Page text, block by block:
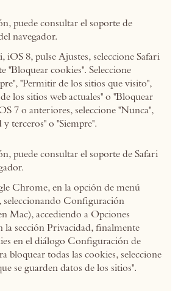
puede consultar el soporte de
navegador.
iOS 8, pulse Ajustes, seleccione Safari
"Bloquear cookies". Seleccione
"Permitir de los sitios que visito",
los sitios web actuales" o "Bloquear
7 o anteriores, seleccione "Nunca",
terceros" o "Siempre".
puede consultar el soporte de Safari
Chrome, en la opción de menú
seleccionando Configuración
Mac), accediendo a Opciones
la sección Privacidad, finalmente
en el diálogo Configuración de
bloquear todas las cookies, seleccione
se guarden datos de los sitios".